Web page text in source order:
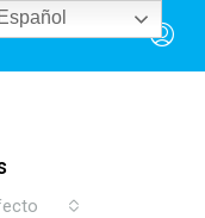
Español